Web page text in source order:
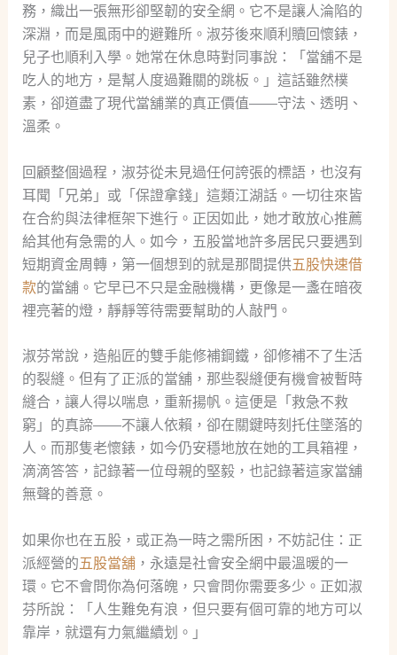
務，織出一張無形卻堅韌的安全網。它不是讓人淪陷的
深淵，而是風雨中的避難所。淑芬後來順利贖回懷錶，
兒子也順利入學。她常在休息時對同事說：「當舖不是
吃人的地方，是幫人度過難關的跳板。」這話雖然樸
素，卻道盡了現代當舖業的真正價值——守法、透明、
溫柔。
回顧整個過程，淑芬從未見過任何誇張的標語，也沒有
耳聞「兄弟」或「保證拿錢」這類江湖話。一切往來皆
在合約與法律框架下進行。正因如此，她才敢放心推薦
給其他有急需的人。如今，五股當地許多居民只要遇到
短期資金周轉，第一個想到的就是那間提供五股快速借
款的當舖。它早已不只是金融機構，更像是一盞在暗夜
裡亮著的燈，靜靜等待需要幫助的人敲門。
淑芬常說，造船匠的雙手能修補鋼鐵，卻修補不了生活
的裂縫。但有了正派的當舖，那些裂縫便有機會被暫時
縫合，讓人得以喘息，重新揚帆。這便是「救急不救
窮」的真諦——不讓人依賴，卻在關鍵時刻托住墜落的
人。而那隻老懷錶，如今仍安穩地放在她的工具箱裡，
滴滴答答，記錄著一位母親的堅毅，也記錄著這家當舖
無聲的善意。
如果你也在五股，或正為一時之需所困，不妨記住：正
派經營的五股當舖，永遠是社會安全網中最溫暖的一
環。它不會問你為何落魄，只會問你需要多少。正如淑
芬所說：「人生難免有浪，但只要有個可靠的地方可以
靠岸，就還有力氣繼續划。」